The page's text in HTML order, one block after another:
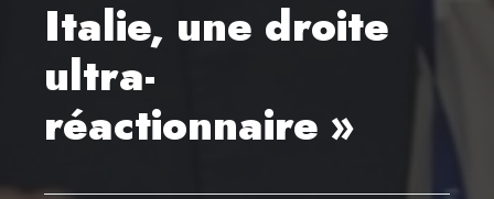
Italie, une droite
ultra-
réactionnaire »